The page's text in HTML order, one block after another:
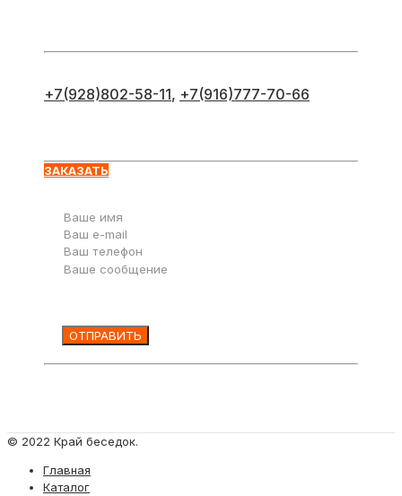
+7(928)802-58-11, +7(916)777-70-66
ЗАКАЗАТЬ
© 2022 Край беседок.
Главная
Каталог